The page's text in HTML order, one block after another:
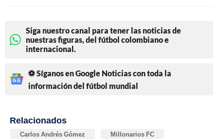
Siga nuestro canal para tener las noticias de
nuestras figuras, del fútbol colombiano e
internacional.
⚽ Síganos en Google Noticias con toda la
información del fútbol mundial
Relacionados
Carlos Andrés Gómez Millonarios FC